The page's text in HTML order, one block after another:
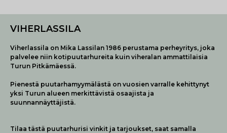
VIHERLASSILA
Viherlassila on Mika Lassilan 1986 perustama perheyritys, joka
palvelee niin kotipuutarhureita kuin viheralan ammattilaisia
Turun Pitkämäessä.
Pienestä puutarhamyymälästä on vuosien varralle kehittynyt
yksi Turun alueen merkittävistä osaajista ja
suunnannäyttäjistä.
Tilaa tästä puutarhurisi vinkit ja tarjoukset, saat samalla